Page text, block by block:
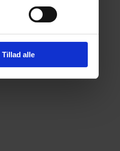
Tillad alle